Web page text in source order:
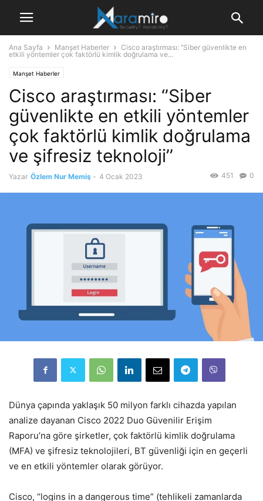
Ana Sayfa Manşet Haberler
Cisco araştırması: ‘’Siber güvenlikte en
etkili yöntemler çok faktörlü kimlik doğrulama ve...
Manşet Haberler
Cisco araştırması: ‘’Siber
güvenlikte en etkili yöntemler
çok faktörlü kimlik doğrulama
ve şifresiz teknoloji’’
Yazar Özlem Nur Memiş - 4 Ocak 2023 0
451
Dünya çapında yaklaşık 50 milyon farklı cihazda yapılan
analize dayanan Cisco 2022 Duo Güvenilir Erişim
Raporu’na göre şirketler, çok faktörlü kimlik doğrulama
(MFA) ve şifresiz teknolojileri, BT güvenliği için en geçerli
ve en etkili yöntemler olarak görüyor.
Cisco, “logins in a dangerous time” (tehlikeli zamanlarda